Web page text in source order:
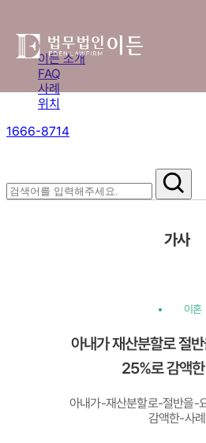
이든 소개
FAQ
사례
위치
1666-8714
가사
이혼
아내가 재산분할로 절
25%로 감액한
아내가-재산분할로-절반을-
감액한-사례